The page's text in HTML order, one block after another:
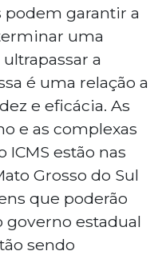
podem garantir a
uma
a
é uma relação a
e eficácia. As
e as complexas
estão nas
Grosso do Sul
que poderão
estadual
sendo